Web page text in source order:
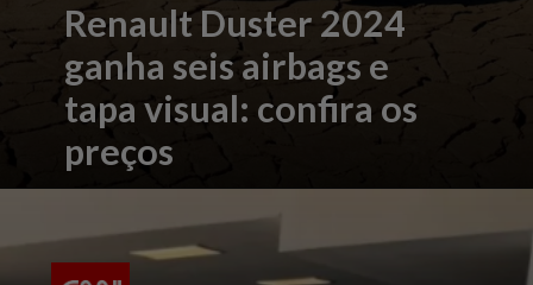
Renault Duster 2024
ganha seis airbags e
tapa visual: confira os
preços